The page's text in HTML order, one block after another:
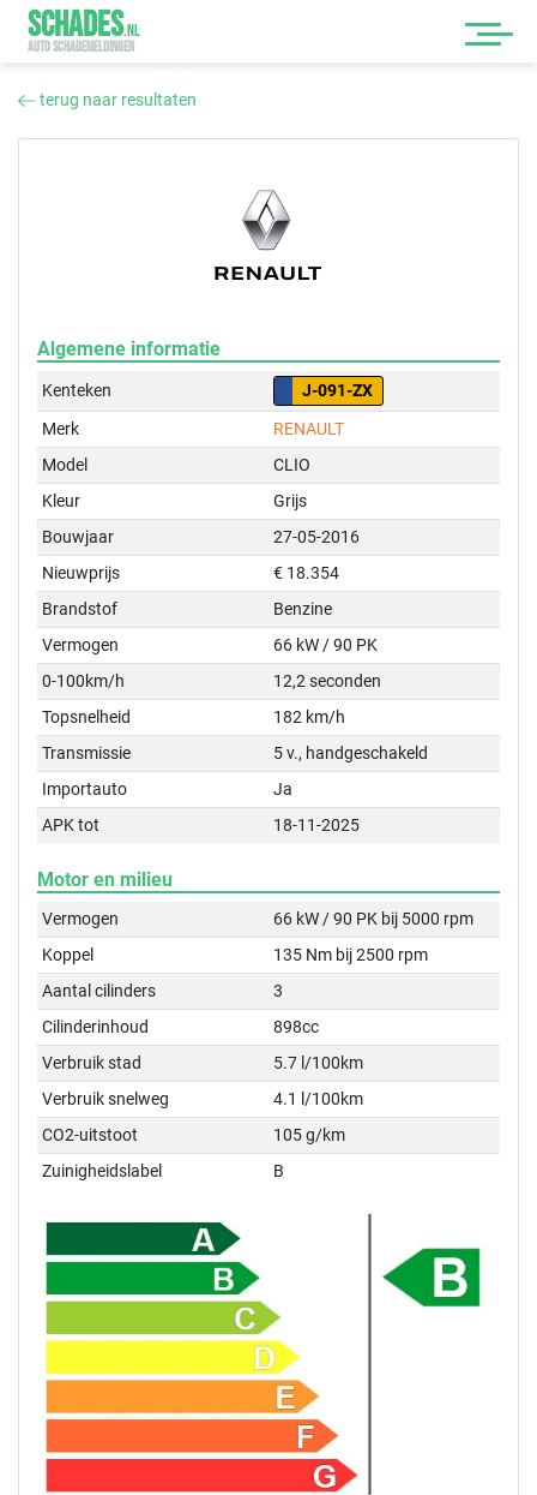
SCHADES.NL
AUTO SCHADEMELDINGEN
terug naar resultaten
Algemene informatie
Kenteken
J-091-ZX
Merk
RENAULT
Model
CLIO
Kleur
Grijs
Bouwjaar
27-05-2016
Nieuwprijs
€ 18.354
Brandstof
Benzine
Vermogen
66 kW / 90 PK
0-100km/h
12,2 seconden
Topsnelheid
182 km/h
Transmissie
5 v., handgeschakeld
Importauto
Ja
APK tot
18-11-2025
Motor en milieu
Vermogen
66 kW / 90 PK bij 5000 rpm
Koppel
135 Nm bij 2500 rpm
Aantal cilinders
3
Cilinderinhoud
898cc
Verbruik stad
5.7 l/100km
Verbruik snelweg
4.1 l/100km
CO2-uitstoot
105 g/km
Zuinigheidslabel
B